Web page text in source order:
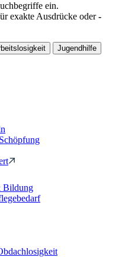
ein.
exakte Ausdrücke oder-
Jugendhilfe
Bildung